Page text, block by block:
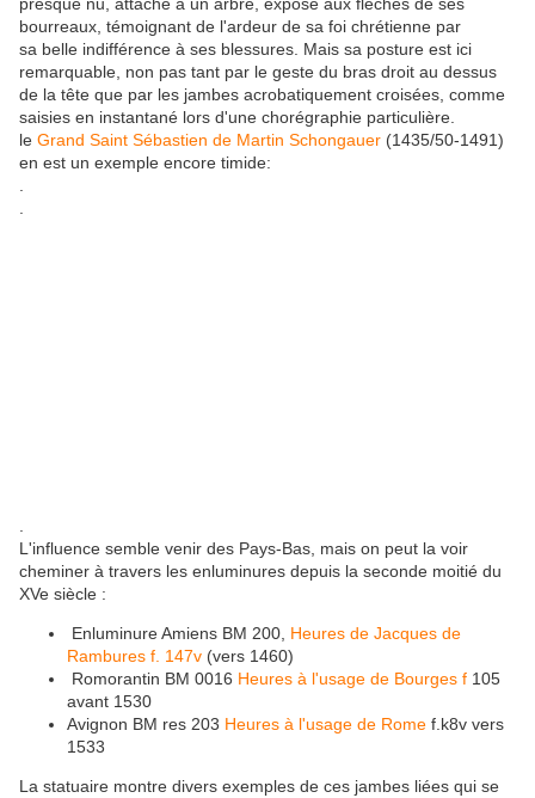
bourreaux, témoignant de l'ardeur de sa foi chrétienne par
sa belle indifférence à ses blessures. Mais sa posture est ici
remarquable, non pas tant par le geste du bras droit au dessus
de la tête que par les jambes acrobatiquement croisées, comme
saisies en instantané lors d'une chorégraphie particulière.
le Grand Saint Sébastien de Martin Schongauer (1435/50-1491)
en est un exemple encore timide:
L'influence semble venir des Pays-Bas, mais on peut la voir
cheminer à travers les enluminures depuis la seconde moitié du
XVe siècle :
Enluminure Amiens BM 200, Heures de Jacques de
Rambures f. 147v (vers 1460)
Romorantin BM 0016 Heures à l'usage de Bourges f 105
avant 1530
Avignon BM res 203 Heures à l'usage de Rome f.k8v vers
1533
La statuaire montre divers exemples de ces jambes liées qui se